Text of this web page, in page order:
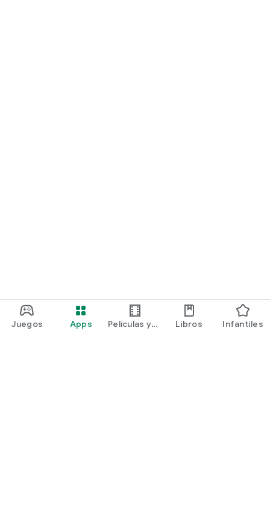
Juegos Apps
Películas y
Libros Infantiles